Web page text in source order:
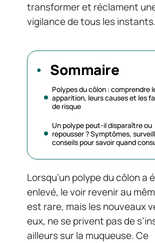
transformer et réclament
vigilance de tous les instants.
Sommaire
Polypes du côlon : comprendre
apparition, leurs causes et les
de risque
Un polype peut-il disparaître ou
repousser ? Symptômes,
conseils pour savoir quand
Lorsqu’un polype du côlon a
enlevé, le voir revenir au
est rare, mais les nouveaux
eux, ne se privent pas de
ailleurs sur la muqueuse. Ce